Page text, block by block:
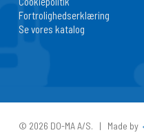
Fortrolighedserklæring
Se vores katalog
© 2026 DO-MA A/S. | Made by